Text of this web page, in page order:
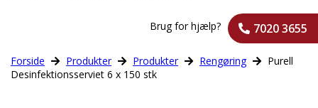
Brug for hjælp? 7020 3655
Forside Produkter Produkter Rengøring
Purell
Desinfektionsserviet 6 x 150 stk